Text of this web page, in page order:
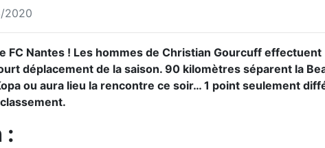
2020
FC Nantes ! Les hommes de Christian Gourcuff effectuent
déplacement de la saison. 90 kilomètres séparent la
ou aura lieu la rencontre ce soir… 1 point seulement
: